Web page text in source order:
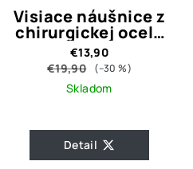
Visiace náušnice z
chirurgickej ocele
CC
€13,90
€19,90
(–30 %)
Skladom
Detail